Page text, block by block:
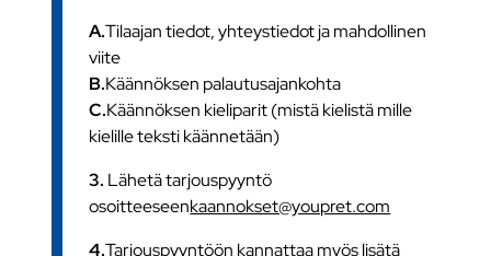
A.Tilaajan tiedot, yhteystiedot ja mahdollinen
viite
B.Käännöksen palautusajankohta
C.Käännöksen kieliparit (mistä kielistä mille
kielille teksti käännetään)
3. Lähetä tarjouspyyntö
osoitteeseenkaannokset@youpret.com
4.Tarjouspyyntöön kannattaa myös lisätä